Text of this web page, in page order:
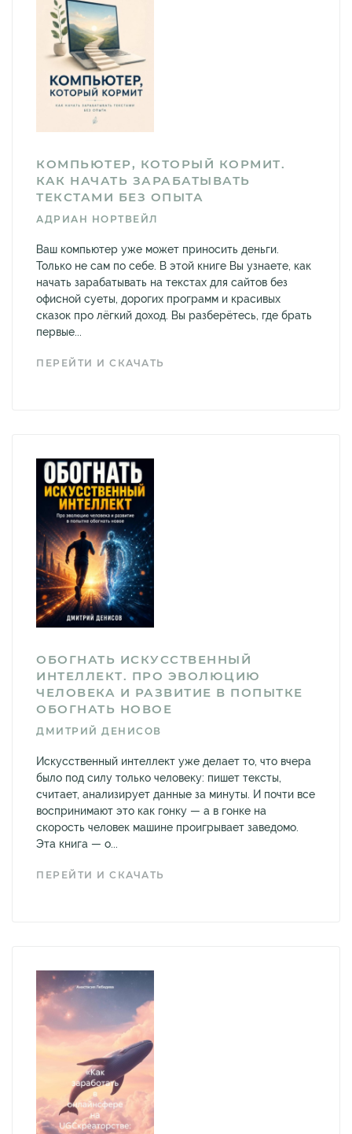
КОМПЬЮТЕР, КОТОРЫЙ КОРМИТ.
КАК НАЧАТЬ ЗАРАБАТЫВАТЬ
ТЕКСТАМИ БЕЗ ОПЫТА
АДРИАН НОРТВЕЙЛ
Ваш компьютер уже может приносить деньги.
Только не сам по себе. В этой книге Вы узнаете, как
начать зарабатывать на текстах для сайтов без
офисной суеты, дорогих программ и красивых
сказок про лёгкий доход. Вы разберётесь, где брать
первые...
ПЕРЕЙТИ И СКАЧАТЬ
ОБОГНАТЬ ИСКУССТВЕННЫЙ
ИНТЕЛЛЕКТ. ПРО ЭВОЛЮЦИЮ
ЧЕЛОВЕКА И РАЗВИТИЕ В ПОПЫТКЕ
ОБОГНАТЬ НОВОЕ
ДМИТРИЙ ДЕНИСОВ
Искусственный интеллект уже делает то, что вчера
было под силу только человеку: пишет тексты,
считает, анализирует данные за минуты. И почти все
воспринимают это как гонку — а в гонке на
скорость человек машине проигрывает заведомо.
Эта книга — о...
ПЕРЕЙТИ И СКАЧАТЬ